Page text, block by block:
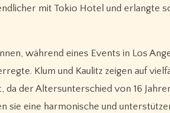
mit Tokio Hotel und erlangte
während eines Events in Los
Klum und Kaulitz zeigen auf
da der Altersunterschied von 16
sie eine harmonische und